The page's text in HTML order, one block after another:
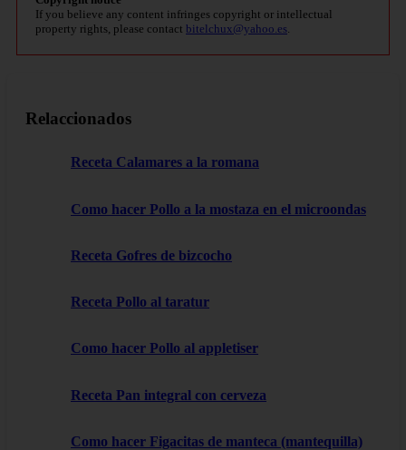
If you believe any content infringes copyright or intellectual
property rights, please contact bitelchux@yahoo.es
Relaccionados
Receta Calamares a la romana
Como hacer Pollo a la mostaza en el microondas
Receta Gofres de bizcocho
Receta Pollo al taratur
Como hacer Pollo al appletiser
Receta Pan integral con cerveza
Como hacer Figacitas de manteca (mantequilla)